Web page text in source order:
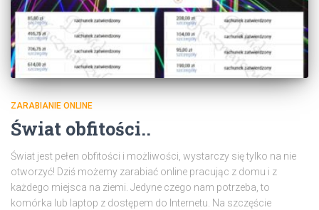
ZARABIANIE ONLINE
Świat obfitości..
Świat jest pełen obfitości i możliwości, wystarczy się tylko na nie
otworzyć! Dziś możemy zarabiać online pracując z domu i z
każdego miejsca na ziemi. Jedyne czego nam potrzeba, to
komórka lub laptop z dostępem do Internetu. Na szczęście